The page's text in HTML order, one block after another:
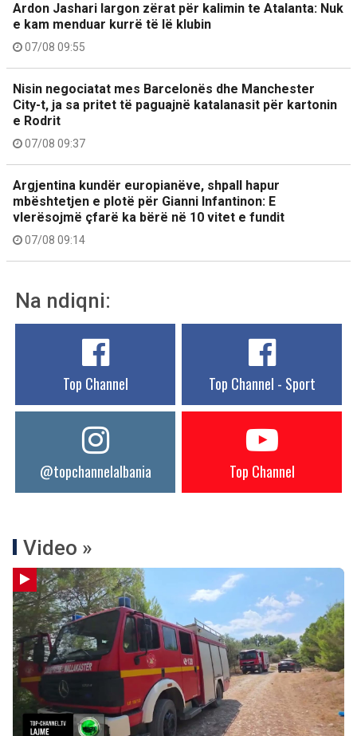
Ardon Jashari largon zërat për kalimin te Atalanta: Nuk
e kam menduar kurrë të lë klubin
07/08 09:55
Nisin negociatat mes Barcelonës dhe Manchester
City-t, ja sa pritet të paguajnë katalanasit për kartonin
e Rodrit
07/08 09:37
Argjentina kundër europianëve, shpall hapur
mbështetjen e plotë për Gianni Infantinon: E
vlerësojmë çfarë ka bërë në 10 vitet e fundit
07/08 09:14
Na ndiqni:
Top Channel Top Channel - Sport
@topchannelalbania Top Channel
Video »